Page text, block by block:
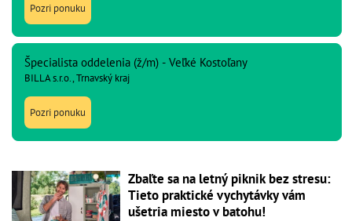
Pozri ponuku
Špecialista oddelenia (ž/m) - Veľké Kostoľany
BILLA s.r.o., Trnavský kraj
Pozri ponuku
Zbaľte sa na letný piknik bez stresu:
Tieto praktické vychytávky vám
ušetria miesto v batohu!